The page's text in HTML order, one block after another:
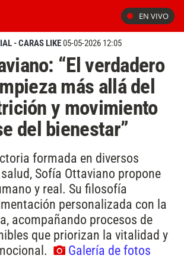
EN VIVO
- CARAS LIKE05-05-2026 12:05
“El verdadero
más allá del
y movimiento
del bienestar”
formada en diversos
Sofía Ottaviano propone
y real. Su filosofía
personalizada con la
acompañando procesos de
que priorizan la vitalidad y
Galería de fotos